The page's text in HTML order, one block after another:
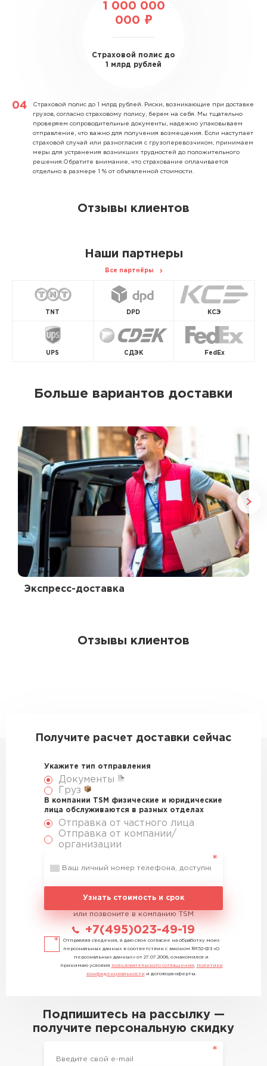
1 000 000
000 ₽
Страховой полис до
1 млрд рублей
Страховой полис до 1 млрд рублей. Риски, возникающие при доставке
грузов, согласно страховому полису, берем на себя. Мы тщательно
проверяем сопроводительные документы, надежно упаковываем
отправление, что важно для получения возмещения. Если наступает
страховой случай или разногласия с грузоперевозчиком, принимаем
меры для устранения возникших трудностей до положительного
решения.Обратите внимание, что страхование оплачивается
отдельно в размере 1 % от объявленной стоимости.
Отзывы клиентов
Наши партнеры
Все партнёры
TNT DPD КСЭ
UPS СДЭК FedEx
Больше вариантов доставки
Экспресс-доставка
Отзывы клиентов
Получите расчет доставки сейчас
Укажите тип отправления
Документы
Груз
В компании TSM физические и юридические
лица обслуживаются в разных отделах
Отправка от частного лица
Отправка от компании/
организации
Узнать стоимость и срок
или позвоните в компанию TSM
+7(495)023-49-19
Отправляя сведения, я даю свое согласие на обработку моих
персональных данных в соответствии с законом №152-ФЗ «О
персональных данных» от 27.07.2006, ознакомился и
принимаю условия пользовательского соглашения
политики
конфиденциальности и договора оферты.
Подпишитесь на рассылку —
получите персональную скидку